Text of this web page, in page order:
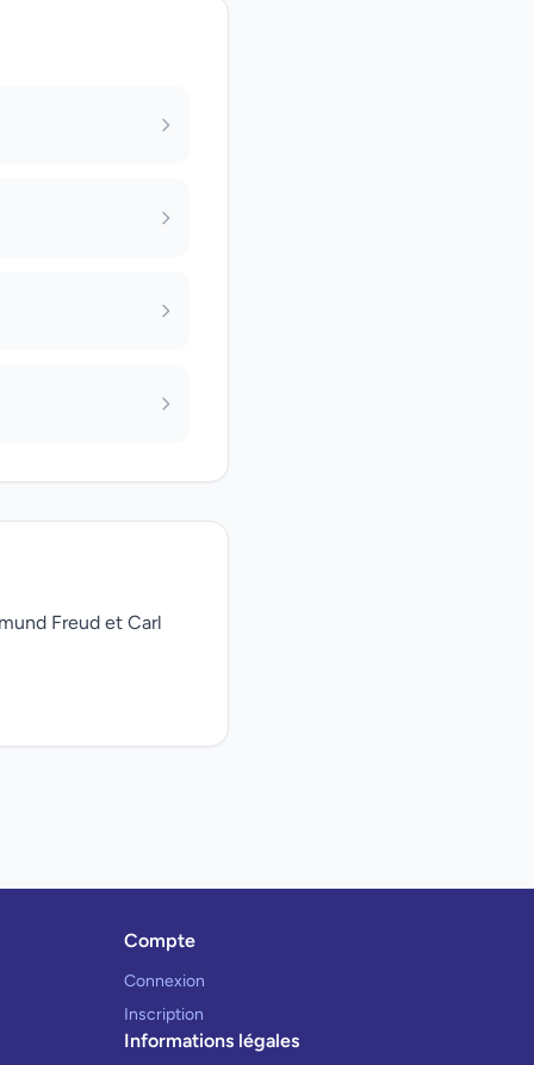
Freud et Carl
Compte
Connexion
Inscription
Informations légales